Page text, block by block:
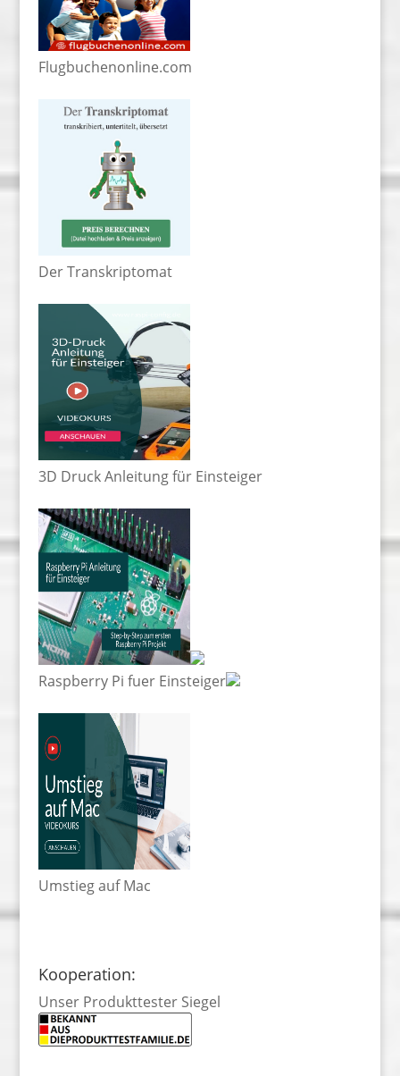
Flugbuchenonline.com
Der Transkriptomat
3D Druck Anleitung für Einsteiger
Raspberry Pi fuer Einsteiger
Umstieg auf Mac
Kooperation:
Unser Produkttester Siegel